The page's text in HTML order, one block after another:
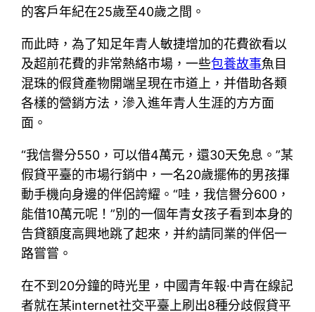
的客戶年紀在25歲至40歲之間。
而此時，為了知足年青人敏捷增加的花費欲看以
及超前花費的非常熱絡市場，一些包養故事魚目
混珠的假貸產物開端呈現在市道上，并借助各類
各樣的營銷方法，滲入進年青人生涯的方方面
面。
“我信譽分550，可以借4萬元，還30天免息。”某
假貸平臺的市場行銷中，一名20歲擺佈的男孩揮
動手機向身邊的伴侶誇耀。“哇，我信譽分600，
能借10萬元呢！”別的一個年青女孩子看到本身的
告貸額度高興地跳了起來，并約請同業的伴侶一
路嘗嘗。
在不到20分鐘的時光里，中國青年報·中青在線記
者就在某internet社交平臺上刷出8種分歧假貸平